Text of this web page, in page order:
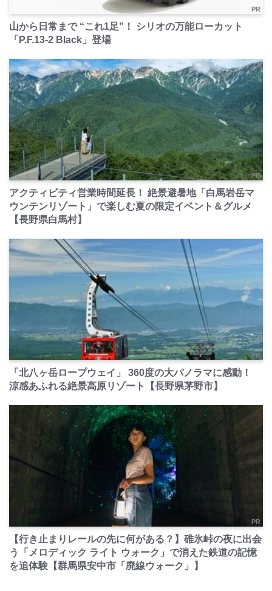
PR
山から日常まで “これ1足”！ シリオの万能ローカット
「P.F.13-2 Black」登場
PR
アクティビティ営業時間延長！ 絶景避暑地「白馬岩岳マ
ウンテンリゾート」で楽しむ夏の限定イベント＆グルメ
【長野県白馬村】
PR
「北八ヶ岳ロープウェイ」 360度の大パノラマに感動！
涼感あふれる絶景高原リゾート【長野県茅野市】
PR
【行き止まりレールの先に何がある？】碓氷峠の夜に出会
う「メロディック ライト ウォーク」で消えた鉄道の記憶
を追体験【群馬県安中市「廃線ウォーク」】